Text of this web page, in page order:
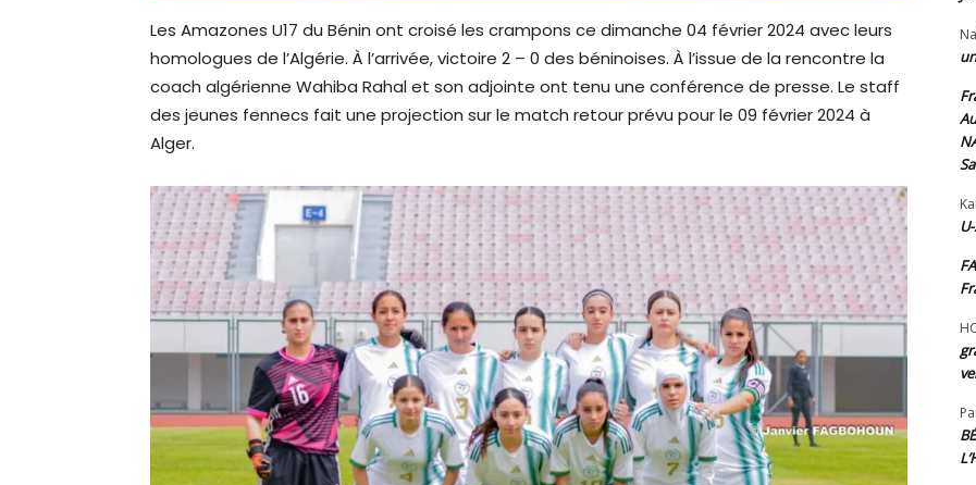
Les Amazones U17 du Bénin ont croisé les crampons ce dimanche 04 février 2024 avec leurs
homologues de l’Algérie. À l’arrivée, victoire 2 – 0 des béninoises. À l’issue de la rencontre la
coach algérienne Wahiba Rahal et son adjointe ont tenu une conférence de presse. Le staff
des jeunes fennecs fait une projection sur le match retour prévu pour le 09 février 2024 à
Alger.